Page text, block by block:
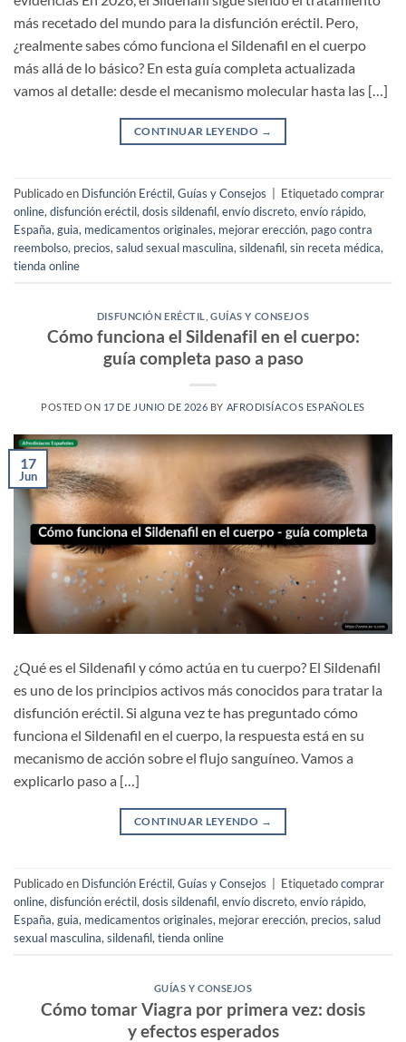
más recetado del mundo para la disfunción eréctil. Pero,
¿realmente sabes cómo funciona el Sildenafil en el cuerpo
más allá de lo básico? En esta guía completa actualizada
vamos al detalle: desde el mecanismo molecular hasta las […]
CONTINUAR LEYENDO →
Publicado en Disfunción Eréctil, Guías y Consejos Etiquetadocomprar
online, disfunción eréctil, dosis sildenafil, envío discreto, envío rápido,
España, guia, medicamentos originales, mejorar erección, pago contra
reembolso, precios, salud sexual masculina, sildenafil, sin receta médica,
tienda online
DISFUNCIÓN ERÉCTIL ,GUÍAS Y CONSEJOS
Cómo funciona el Sildenafil en el cuerpo:
guía completa paso a paso
POSTED ON 17 DE JUNIO DE 2026 BY AFRODISÍACOS ESPAÑOLES
17
Jun
¿Qué es el Sildenafil y cómo actúa en tu cuerpo? El Sildenafil
es uno de los principios activos más conocidos para tratar la
disfunción eréctil. Si alguna vez te has preguntado cómo
funciona el Sildenafil en el cuerpo, la respuesta está en su
mecanismo de acción sobre el flujo sanguíneo. Vamos a
explicarlo paso a […]
CONTINUAR LEYENDO →
Publicado en Disfunción Eréctil,Guías y Consejos Etiquetadocomprar
online,disfunción eréctil,dosis sildenafil,envío discreto,envío rápido,
España,guia, medicamentos originales, mejorar erección, precios,salud
sexual masculina,sildenafil,tienda online
GUÍAS Y CONSEJOS
Cómo tomar Viagra por primera vez: dosis
y efectos esperados